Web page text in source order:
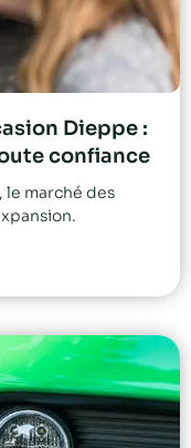
Dieppe :
confiance
le marché des